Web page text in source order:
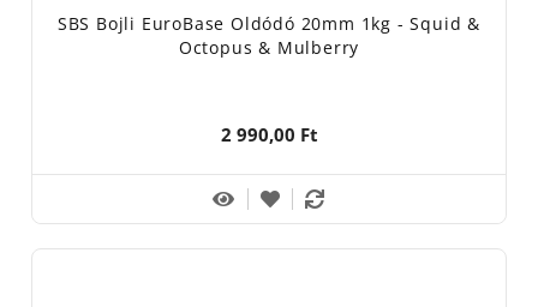
SBS Bojli EuroBase Oldódó 20mm 1kg - Squid &
Octopus & Mulberry
2 990,00 Ft